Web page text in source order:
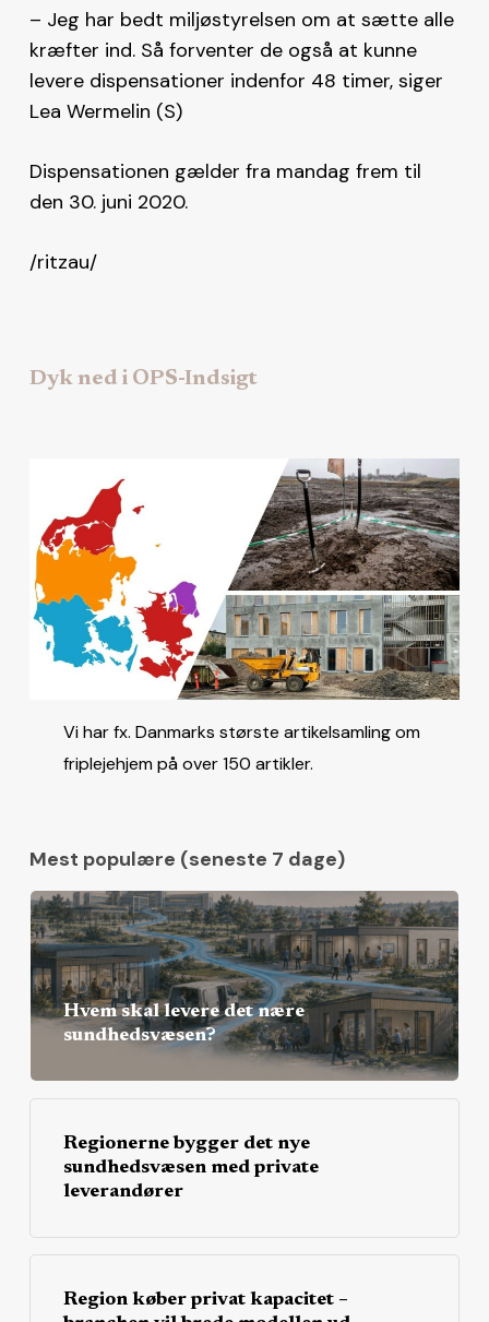
– Jeg har bedt miljøstyrelsen om at sætte alle
kræfter ind. Så forventer de også at kunne
levere dispensationer indenfor 48 timer, siger
Lea Wermelin (S)
Dispensationen gælder fra mandag frem til
den 30. juni 2020.
/ritzau/
Dyk ned i OPS-Indsigt
Vi har fx. Danmarks største artikelsamling om
friplejehjem på over 150 artikler.
Mest populære (seneste 7 dage)
Hvem skal levere det nære
sundhedsvæsen?
Regionerne bygger det nye
sundhedsvæsen med private
leverandører
Region køber privat kapacitet –